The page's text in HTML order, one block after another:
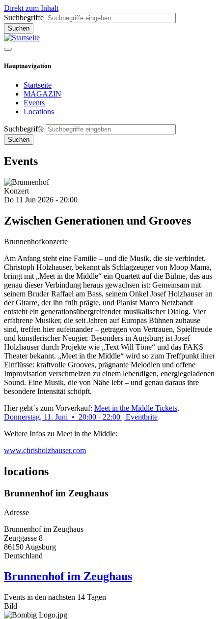
Direkt zum Inhalt
Suchbegriffe
Hauptnavigation
Startseite
MAGAZIN
Events
Locations
Suchbegriffe
Events
Konzert
Do 11 Jun 2026 - 20:00
Zwischen Generationen und Grooves
Brunnenhofkonzerte
Am Anfang steht eine Familie – und die Musik, die sie verbindet.
Christoph Holzhauser, bekannt als Schlagzeuger von Moop Mama,
bringt mit „Meet in the Middle“ ein Quartett auf die Bühne, das aus
genau dieser Verbindung heraus gewachsen ist: Gemeinsam mit
seinem Bruder Raffael am Bass, seinem Onkel Josef Holzhauser an
der Gitarre, der ihn früh prägte, und Pianist Marco Netzbandt
entsteht ein generationsübergreifender musikalischer Dialog. Vier
erfahrene Musiker, die seit Jahren auf Europas Bühnen zuhause
sind, treffen hier aufeinander – getragen von Vertrauen, Spielfreude
und künstlerischer Neugier. Besonders in Augsburg ist Josef
Holzhauser durch Projekte wie „Text Will Töne“ und das FAKS
Theater bekannt. „Meet in the Middle“ wird so zum Treffpunkt ihrer
Einflüsse: kraftvolle Grooves, prägnante Melodien und offene
Improvisation verschmelzen zu einem lebendigen, energiegeladenen
Sound. Eine Musik, die von Nähe lebt – und genau daraus ihre
besondere Intensität schöpft.
Hier geht´s zum Vorverkauf: Meet in the Middle Tickets,
Donnerstag, 11. Juni • 20:00 - 22:00 | Eventbrite
Weitere Infos zu Meet in the Middle:
www.chrisholzhauser.com
locations
Brunnenhof im Zeughaus
Adresse
Brunnenhof im Zeughaus
Zeuggasse 8
86150 Augsburg
Deutschland
Brunnenhof im Zeughaus
Events in den nächsten 14 Tagen
Bild